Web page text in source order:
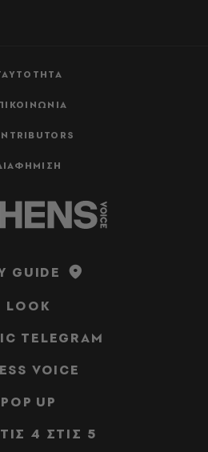
GUIDE
LOOK
TELEGRAM
VOICE
POP UP
4 ΣΤΙΣ 5